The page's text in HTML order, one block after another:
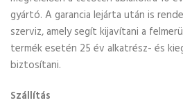
gyártó. A garancia lejárta után is
szerviz, amely segít kijavítani a
termék esetén 25 év alkatrész- és
biztosítani.
Szállítás